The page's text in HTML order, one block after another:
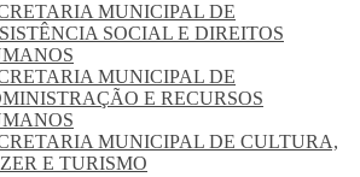
MUNICIPAL DE
SOCIAL E DIREITOS
MUNICIPAL DE
E RECURSOS
MUNICIPAL DE CULTURA,
E TURISMO